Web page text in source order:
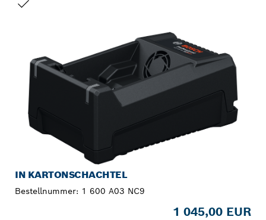
IN KARTONSCHACHTEL
Bestellnummer: 1 600 A03 NC9
1 045,00 EUR